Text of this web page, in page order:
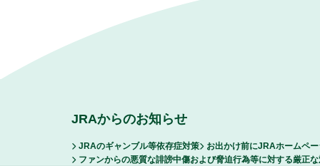
JRAからのお知らせ
JRAのギャンブル等依存症対策
お出かけ前にJRAホームペ
ファンからの悪質な誹謗中傷および脅迫行為等に対する厳正